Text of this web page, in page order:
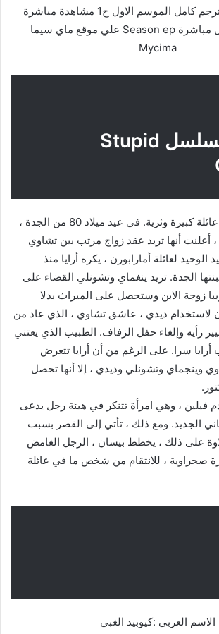
الغبي الحلقة 1 مترجم كامل الموسم الاول ح1 مشاهدة مباشرة
مترجم 1 وتحميل مباشرة Season ep علي موقع ماي سيما
Mycima
قصة مسلسل Stupid
عائلة أمارابورن هي عائلة كبيرة وثرية. في عيد ميلاد 80 من الجدة ،
أعلنت أنها تريد عقد زواج مرتب بين تشاوي
الوحيد لعائلة أمارابورن ، يكره أرايا منذ
الجدة. تريد ينغماي وتشونلي القضاء على
زوجة الابن وستحصل على الميراث بدلا
لاستخدام ديدي ، عاشق تشاوي ، الذي عاد من
رأيه وإلغاء حفل الزفاف. الطبيب الذي يعتني
أرايا سرا. على الرغم من أن أرايا تتعرض
وينجماي وتشونلي وديدي ، إلا أنها تحصل
فيلين ، وهي امرأة تتنكر في هيئة رجل يدعى
الجديد. ومع ذلك ، تأتي إلى القصر بسبب
على ذلك ، يخطط بيسان ، الرجل الغامض
صحراوية ، للانتقام من شخص ما في عائلة
الاسم العربي :كيوبيد الغبي